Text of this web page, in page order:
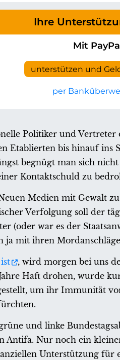
Ihre
Mit
unterstützen und
per
Politiker und
Etablierten bis hinauf ins
begnügt man sich
Kontaktschuld zu
Medien mit Gewalt
Verfolgung soll der
(oder war es der
ja mit ihren
, wird morgen bei uns
Haft drohen, wurde
um ihr Immunität
und linke
Antifa. Nur noch ein
Unterstützung